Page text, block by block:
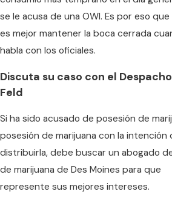
se le acusa de una OWI. Es por eso
es mejor mantener la boca cerrada
habla con los oficiales.
Discuta su caso con el
Feld
Si ha sido acusado de posesión de
posesión de marijuana con la intención
distribuirla, debe buscar un abogado
de marijuana de Des Moines para que
represente sus mejores intereses.